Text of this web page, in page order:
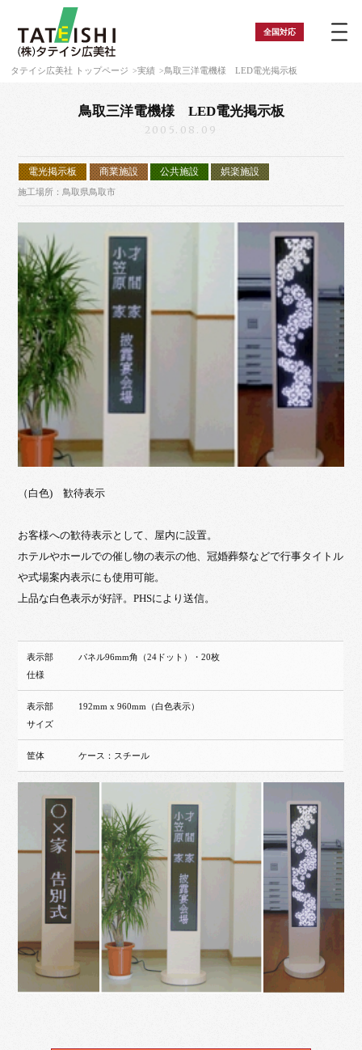
全国対応
タテイシ広美社 トップページ 実績 鳥取三洋電機様 LED電光掲示板
鳥取三洋電機様 LED電光掲示板
2005.08.09
電光掲示板 商業施設 公共施設 娯楽施設
施工場所：鳥取県鳥取市
（白色) 歓待表示
お客様への歓待表示として、屋内に設置。
ホテルやホールでの催し物の表示の他、冠婚葬祭などで行事タイトル
や式場案内表示にも使用可能。
上品な白色表示が好評。PHSにより送信。
表示部
仕様
パネル96mm角（24ドット）・20枚
表示部
サイズ
192mm x 960mm（白色表示）
筐体 ケース：スチール